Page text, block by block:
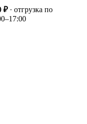
₽· отгрузка по